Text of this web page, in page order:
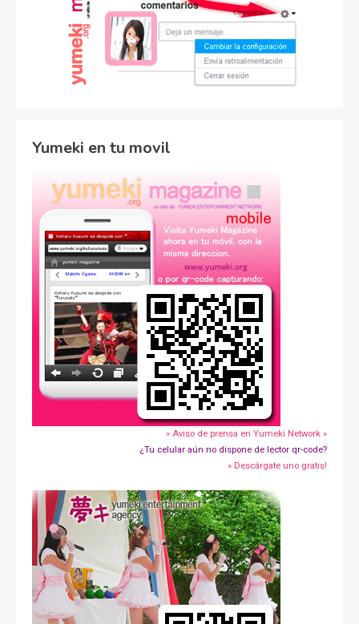
Yumeki en tu movil
» Aviso de prensa en Yumeki Network »
¿Tu celular aún no dispone de lector qr-code?
» Descárgate uno gratis!